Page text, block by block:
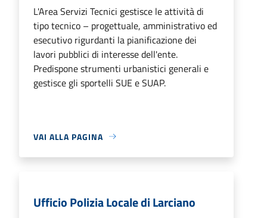
L'Area Servizi Tecnici gestisce le attività di
tipo tecnico – progettuale, amministrativo ed
esecutivo rigurdanti la pianificazione dei
lavori pubblici di interesse dell'ente.
Predispone strumenti urbanistici generali e
gestisce gli sportelli SUE e SUAP.
VAI ALLA PAGINA
Ufficio Polizia Locale di Larciano